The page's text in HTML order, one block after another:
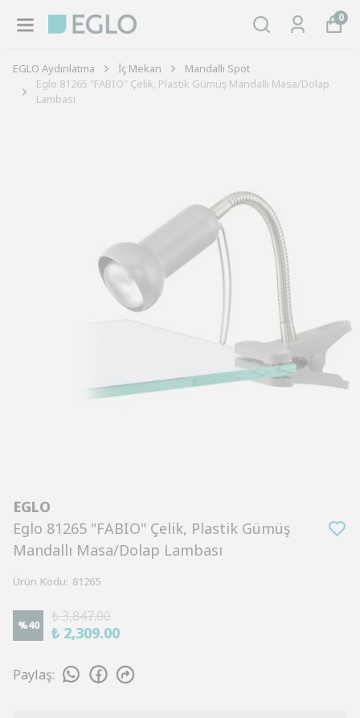
0
EGLO Aydınlatma İç Mekan
Mandallı Spot
Eglo 81265 "FABIO" Çelik, Plastik Gümüş Mandallı Masa/Dolap
Lambası
EGLO
Eglo 81265 "FABIO" Çelik, Plastik Gümüş
Mandallı Masa/Dolap Lambası
Ürün Kodu: 81265
%40
₺ 3,847.00
₺ 2,309.00
Paylaş: